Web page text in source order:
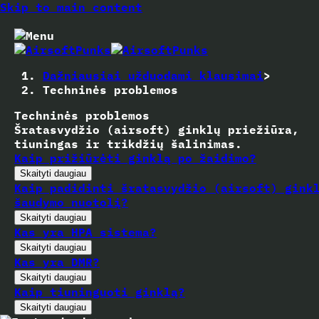
Skip to main content
Dažniausiai užduodami klausimai>
Techninės problemos
Techninės problemos
Šratasvydžio (airsoft) ginklų priežiūra,
tiuningas ir trikdžių šalinimas.
Kaip prižiūrėti ginklą po žaidimo?
Skaityti daugiau
Kaip padidinti šratasvydžio (airsoft)
šaudymo nuotolį?
Skaityti daugiau
Kas yra HPA sistema?
Skaityti daugiau
Kas yra DMR?
Skaityti daugiau
Kaip tiuninguoti ginklą?
Skaityti daugiau